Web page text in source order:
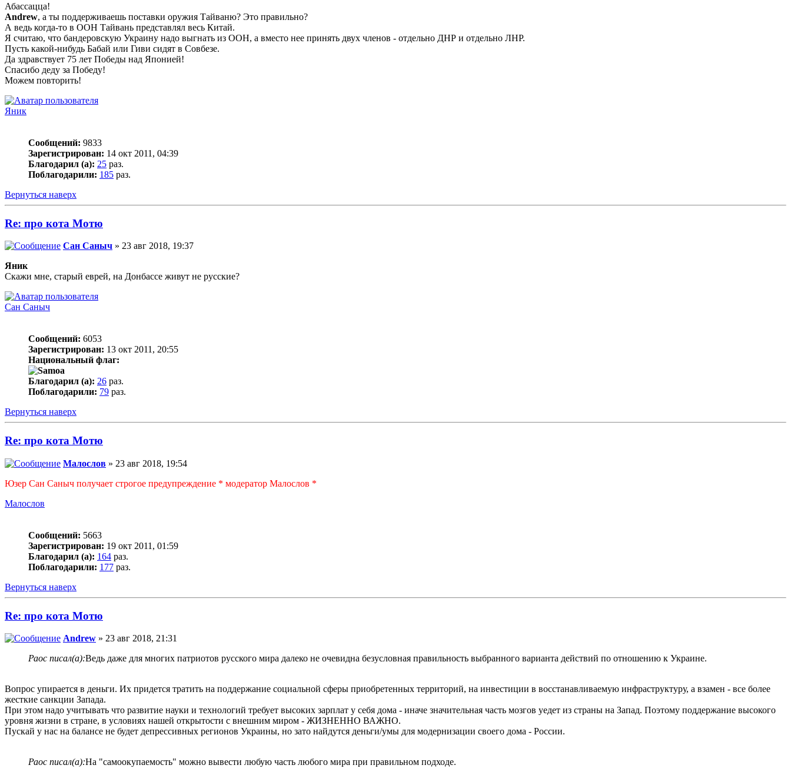
Абассацца!
Andrew, а ты поддерживаешь поставки оружия Тайваню? Это правильно?
А ведь когда-то в ООН Тайвань представлял весь Китай.
Я считаю, что бандеровскую Украину надо выгнать из ООН, а вместо нее принять двух членов - отдельно ДНР и отдельно ЛНР.
Пусть какой-нибудь Бабай или Гиви сидят в Совбезе.
Да здравствует 75 лет Победы над Японией!
Спасибо деду за Победу!
Можем повторить!
Яник
Сообщений: 9833
Зарегистрирован: 14 окт 2011, 04:39
Благодарил (а): 25 раз.
Поблагодарили: 185 раз.
Вернуться наверх
Re: про кота Мотю
Сан Саныч » 23 авг 2018, 19:37
Яник
Скажи мне, старый еврей, на Донбассе живут не русские?
Сан Саныч
Сообщений: 6053
Зарегистрирован: 13 окт 2011, 20:55
Национальный флаг:
Благодарил (а): 26 раз.
Поблагодарили: 79 раз.
Вернуться наверх
Re: про кота Мотю
Малослов » 23 авг 2018, 19:54
Юзер Сан Саныч получает строгое предупреждение * модератор Малослов *
Малослов
Сообщений: 5663
Зарегистрирован: 19 окт 2011, 01:59
Благодарил (а): 164 раз.
Поблагодарили: 177 раз.
Вернуться наверх
Re: про кота Мотю
Andrew » 23 авг 2018, 21:31
Раос писал(а):Ведь даже для многих патриотов русского мира далеко не очевидна безусловная правильность выбранного варианта действий по отношению к Украине.
Вопрос упирается в деньги. Их придется тратить на поддержание социальной сферы приобретенных территорий, на инвестиции в восстанавливаемую инфраструктуру, а взамен - все более
жесткие санкции Запада.
При этом надо учитывать что развитие науки и технологий требует высоких зарплат у себя дома - иначе значительная часть мозгов уедет из страны на Запад. Поэтому поддержание высокого
уровня жизни в стране, в условиях нашей открытости с внешним миром - ЖИЗНЕННО ВАЖНО.
Пускай у нас на балансе не будет депрессивных регионов Украины, но зато найдутся деньги/умы для модернизации своего дома - России.
Раос писал(а):На "самоокупаемость" можно вывести любую часть любого мира при правильном подходе.